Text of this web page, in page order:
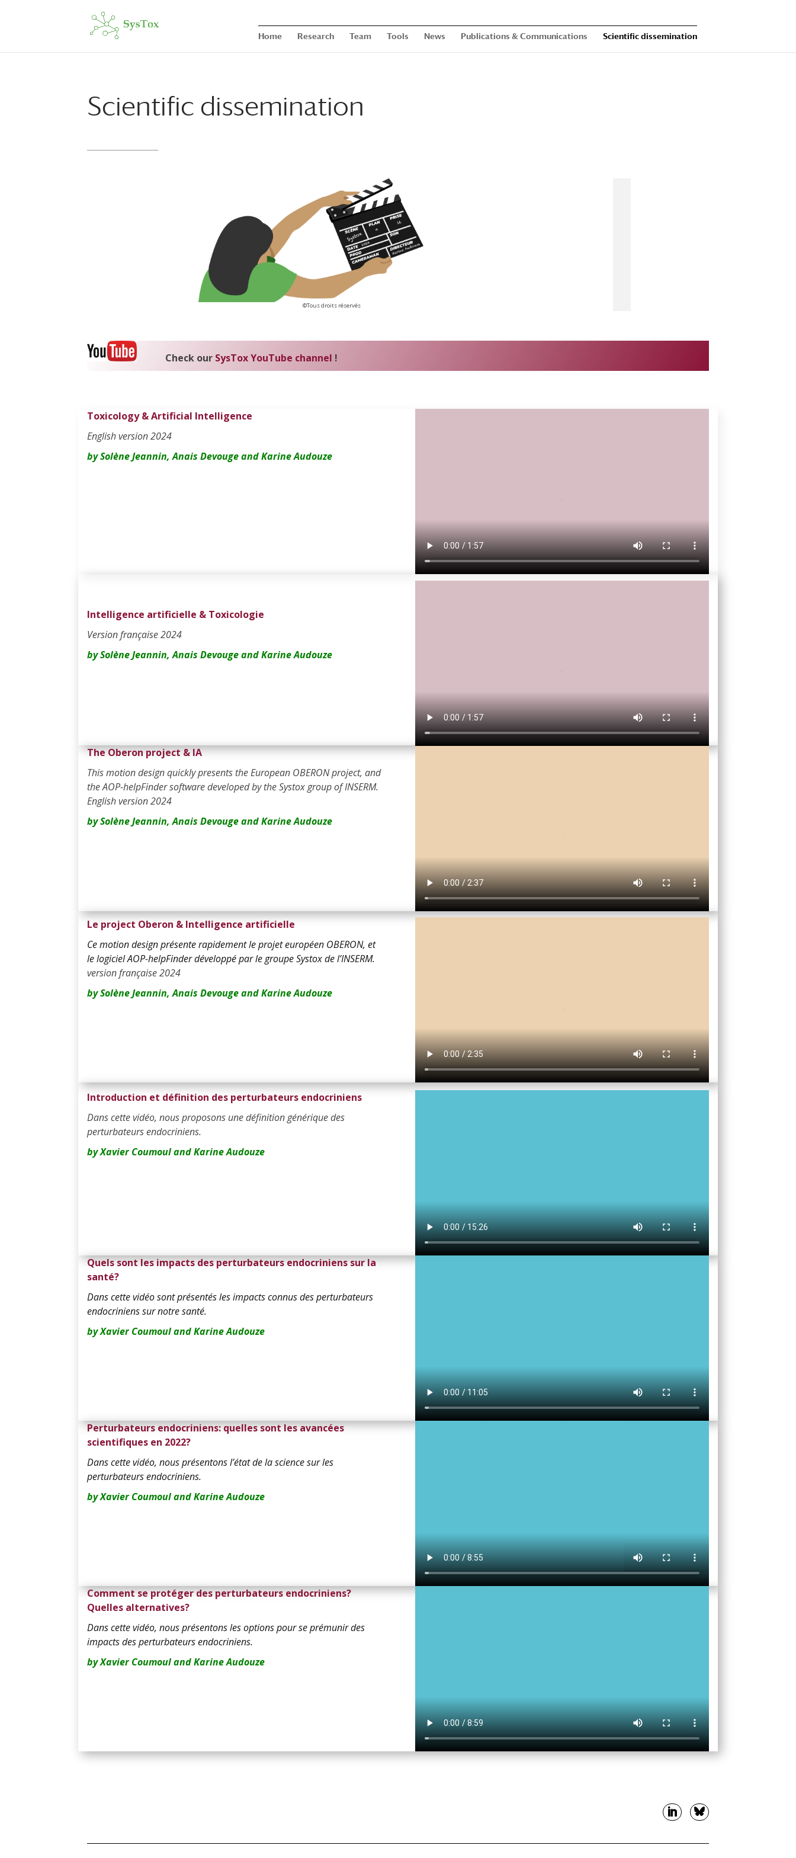
Home Research Team Tools News Publications & Communications Scientific dissemination
Scientific dissemination
©Tous droits réservés
Check our SysTox YouTube channel !
Toxicology & Artificial Intelligence
English version 2024
by Solène Jeannin, Anais Devouge and Karine Audouze
Intelligence artificielle & Toxicologie
Version française 2024
by Solène Jeannin, Anais Devouge and Karine Audouze
The Oberon project & IA
This motion design quickly presents the European OBERON project, and
the AOP-helpFinder software developed by the Systox group of INSERM.
English version 2024
by Solène Jeannin, Anais Devouge and Karine Audouze
Le project Oberon & Intelligence artificielle
Ce motion design présente rapidement le projet européen OBERON, et
le logiciel AOP-helpFinder développé par le groupe Systox de l’INSERM.
version française 2024
by Solène Jeannin, Anais Devouge and Karine Audouze
Introduction et définition des perturbateurs endocriniens
Dans cette vidéo, nous proposons une définition générique des
perturbateurs endocriniens.
by Xavier Coumoul and Karine Audouze
Quels sont les impacts des perturbateurs endocriniens sur la
santé?
Dans cette vidéo sont présentés les impacts connus des perturbateurs
endocriniens sur notre santé.
by Xavier Coumoul and Karine Audouze
Perturbateurs endocriniens: quelles sont les avancées
scientifiques en 2022?
Dans cette vidéo, nous présentons l’état de la science sur les
perturbateurs endocriniens.
by Xavier Coumoul and Karine Audouze
Comment se protéger des perturbateurs endocriniens?
Quelles alternatives?
Dans cette vidéo, nous présentons les options pour se prémunir des
impacts des perturbateurs endocriniens.
by Xavier Coumoul and Karine Audouze